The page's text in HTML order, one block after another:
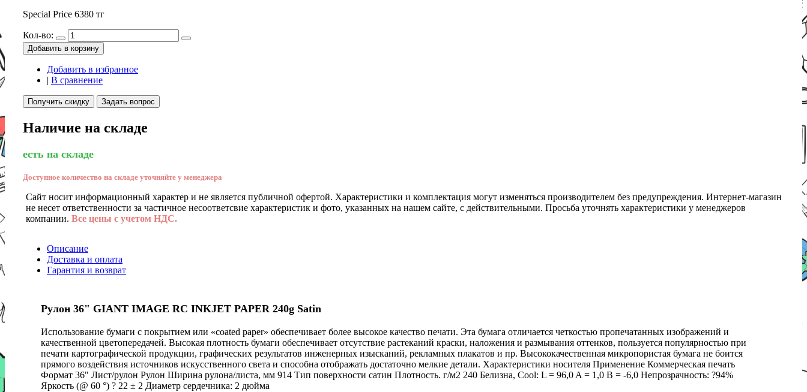
Special Price 6380 тг
Кол-во:
Добавить в корзину
Добавить в избранное
| В сравнение
Получить скидку Задать вопрос
Наличие на складе
есть на складе
Доступное количество на складе уточняйте у менеджера
Сайт носит информационный характер и не является публичной офертой. Характеристики и комплектация могут изменяться производителем без предупреждения. Интернет-магазин
не несет ответственности за частичное несоответсвие характеристик и фото, указанных на нашем сайте, с действительными. Просьба уточнять характеристики у менеджеров
компании. Все цены с учетом НДС.
Описание
Доставка и оплата
Гарантия и возврат
Рулон 36" GIANT IMAGE RC INKJET PAPER 240g Satin
Использование бумаги с покрытием или «coated paper» обеспечивает более высокое качество печати. Эта бумага отличается четкостью пропечатанных изображений и
качественной цветопередачей. Высокая плотность бумаги обеспечивает отсутствие растеканий краски, наложения и размывания оттенков, пользуется популярностью при
печати картографической продукции, графических результатов инженерных изысканий, рекламных плакатов и пр. Высококачественная микропористая бумага не боится
прямого воздействия источников искусственного света и способна отображать достаточно мелкие детали. Характеристики носителя Применение Коммерческая печать
Формат 36" Лист/рулон Рулон Ширина рулона/листа, мм 914 Тип поверхности сатин Плотность. г/м2 240 Белизна, Cool: L = 96,0 A = 1,0 B = -6,0 Непрозрачность: ?94%
Яркость (@ 60 °) ? 22 ± 2 Диаметр сердечника: 2 дюйма